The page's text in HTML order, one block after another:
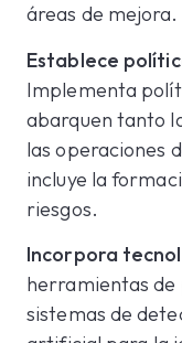
áreas de mejora.
Establece
Implementa
abarquen tanto
las operaciones
incluye la
riesgos.
Incorpora
herramientas
sistemas de